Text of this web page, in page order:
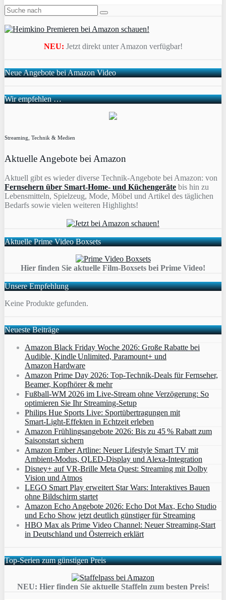
NEU: Jetzt direkt unter Amazon verfügbar!
Neue Angebote bei Amazon Video
Wir empfehlen …
Streaming, Technik & Medien
Aktuelle Angebote bei Amazon
Aktuell gibt es wieder diverse Technik-Angebote bei Amazon: von
Fernsehern über Smart-Home- und Küchengeräte bis hin zu
Lebensmitteln, Spielzeug, Mode, Möbel und Artikel des täglichen
Bedarfs sowie vielen weiteren Highlights!
Aktuelle Prime Video Boxsets
Hier finden Sie aktuelle Film-Boxsets bei Prime Video!
Unsere Empfehlung
Keine Produkte gefunden.
Neueste Beiträge
Amazon Black Friday Woche 2026: Große Rabatte bei
Audible, Kindle Unlimited, Paramount+ und
Amazon Hardware
Amazon Prime Day 2026: Top-Technik-Deals für Fernseher,
Beamer, Kopfhörer & mehr
Fußball-WM 2026 im Live-Stream ohne Verzögerung: So
optimieren Sie Ihr Streaming-Setup
Philips Hue Sports Live: Sportübertragungen mit
Smart‑Light‑Effekten in Echtzeit erleben
Amazon Frühlingsangebote 2026: Bis zu 45 % Rabatt zum
Saisonstart sichern
Amazon Ember Artline: Neuer Lifestyle Smart TV mit
Ambient‑Modus, QLED‑Display und Alexa‑Integration
Disney+ auf VR-Brille Meta Quest: Streaming mit Dolby
Vision und Atmos
LEGO Smart Play erweitert Star Wars: Interaktives Bauen
ohne Bildschirm startet
Amazon Echo Angebote 2026: Echo Dot Max, Echo Studio
und Echo Show jetzt deutlich günstiger für Streaming
HBO Max als Prime Video Channel: Neuer Streaming‑Start
in Deutschland und Österreich erklärt
Top-Serien zum günstigen Preis
NEU: Hier finden Sie aktuelle Staffeln zum besten Preis!